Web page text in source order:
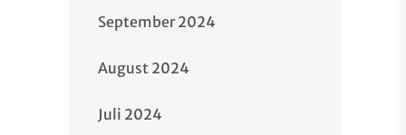
September 2024
August 2024
Juli 2024